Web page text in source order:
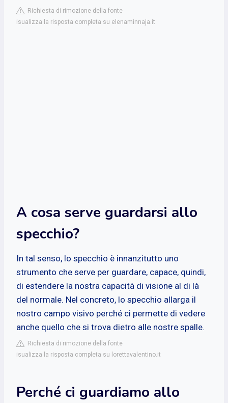
Richiesta di rimozione della fonte
isualizza la risposta completa su elenaminnaja.it
A cosa serve guardarsi allo
specchio?
In tal senso, lo specchio è innanzitutto uno
strumento che serve per guardare, capace, quindi,
di estendere la nostra capacità di visione al di là
del normale. Nel concreto, lo specchio allarga il
nostro campo visivo perché ci permette di vedere
anche quello che si trova dietro alle nostre spalle.
Richiesta di rimozione della fonte
isualizza la risposta completa su lorettavalentino.it
Perché ci guardiamo allo